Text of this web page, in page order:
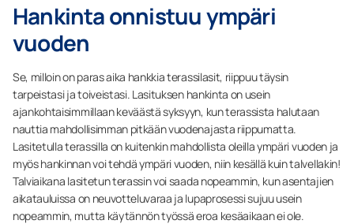
Hankinta onnistuu ympäri
vuoden
Se, milloin on paras aika hankkia terassilasit, riippuu täysin
tarpeistasi ja toiveistasi. Lasituksen hankinta on usein
ajankohtaisimmillaan keväästä syksyyn, kun terassista halutaan
nauttia mahdollisimman pitkään vuodenajasta riippumatta.
Lasitetulla terassilla on kuitenkin mahdollista oleilla ympäri vuoden ja
myös hankinnan voi tehdä ympäri vuoden, niin kesällä kuin talvellakin!
Talviaikana lasitetun terassin voi saada nopeammin, kun asentajien
aikatauluissa on neuvotteluvaraa ja lupaprosessi sujuu usein
nopeammin, mutta käytännön työssä eroa kesäaikaan ei ole.